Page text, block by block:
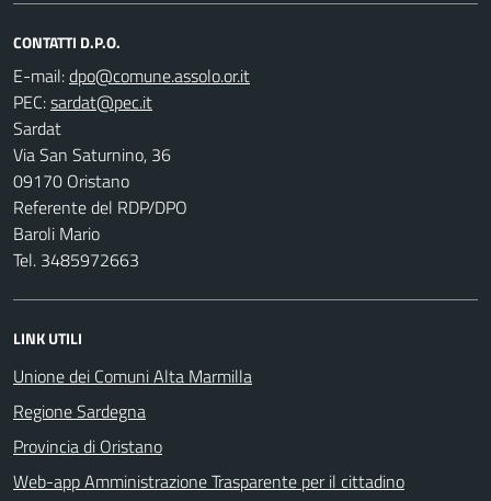
CONTATTI D.P.O.
E-mail:
PEC:
Sardat
Via San Saturnino, 36
09170 Oristano
Referente del RDP/DPO
Baroli Mario
Tel. 3485972663
LINK UTILI
Unione dei Comuni Alta Marmilla
Regione Sardegna
Provincia di Oristano
Web-app Amministrazione Trasparente per il cittadino